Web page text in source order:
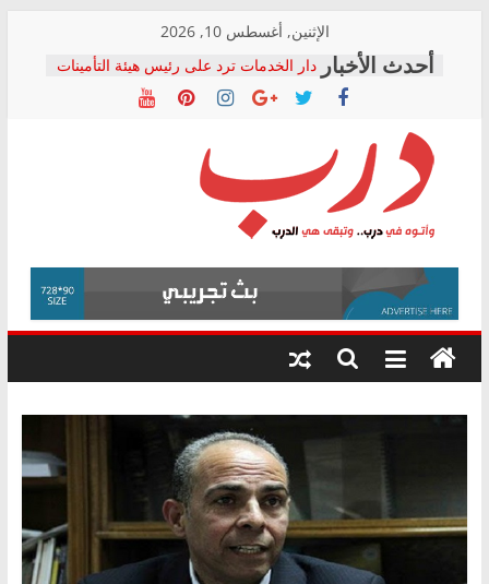
content
الإثنين, أغسطس 10, 2026
دار الخدمات ترد على رئيس هيئة التأمينات
بعد مؤتمره الصحفي: إنكار الأزمة لا ينهي
معاناة أصحاب المعاشات.. ونطالب بكشف
فرحات سليمان يكتب: القطاع الصحي إلى
أين؟
حزب التحالف الشعبي يطلق لجنة “الحق
في الصحة” بالإسكندرية لرصد الانتهاكات
ودعم المرضى
الوزاري لمدينة الصحفيين.. وانتهاء أعمال
إنشاء المبنى الإداري
المجلس القومي لحقوق الإنسان يعلن
متابعة قضية الدكتور محمد زهران.. ويؤكد:
قرينة البراءة وضمانات المحاكمة العادلة
درب
وأتوه
درب..
وتبقى
هي